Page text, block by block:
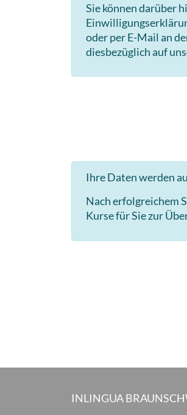
Sie können darüber
oder per E-Mail an
diesbezüglich auf
Ihre Daten werden
Nach erfolgreichem
Kurse für Sie zur
INLINGUA